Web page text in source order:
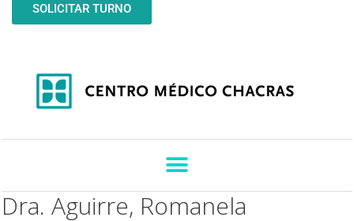
SOLICITAR TURNO
Dra. Aguirre, Romanela